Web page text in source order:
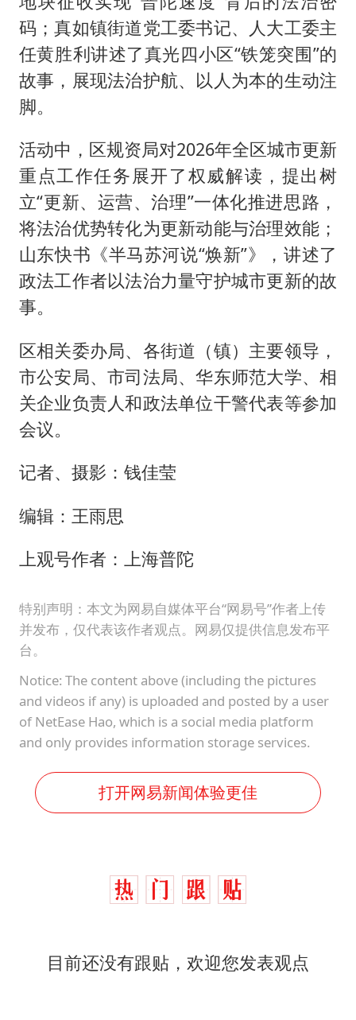
码；真如镇街道党工委书记、人大工委主
任黄胜利讲述了真光四小区“铁笼突围”的
故事，展现法治护航、以人为本的生动注
脚。
活动中，区规资局对2026年全区城市更新
重点工作任务展开了权威解读，提出树
立“更新、运营、治理”一体化推进思路，
将法治优势转化为更新动能与治理效能；
山东快书《半马苏河说“焕新”》，讲述了
政法工作者以法治力量守护城市更新的故
事。
区相关委办局、各街道（镇）主要领导，
市公安局、市司法局、华东师范大学、相
关企业负责人和政法单位干警代表等参加
会议。
记者、摄影：钱佳莹
编辑：王雨思
上观号作者：上海普陀
特别声明：本文为网易自媒体平台“网易号”作者上传
并发布，仅代表该作者观点。网易仅提供信息发布平
台。
Notice: The content above (including the pictures
and videos if any) is uploaded and posted by a user
of NetEase Hao, which is a social media platform
and only provides information storage services.
打开网易新闻体验更佳
目前还没有跟贴，欢迎您发表观点